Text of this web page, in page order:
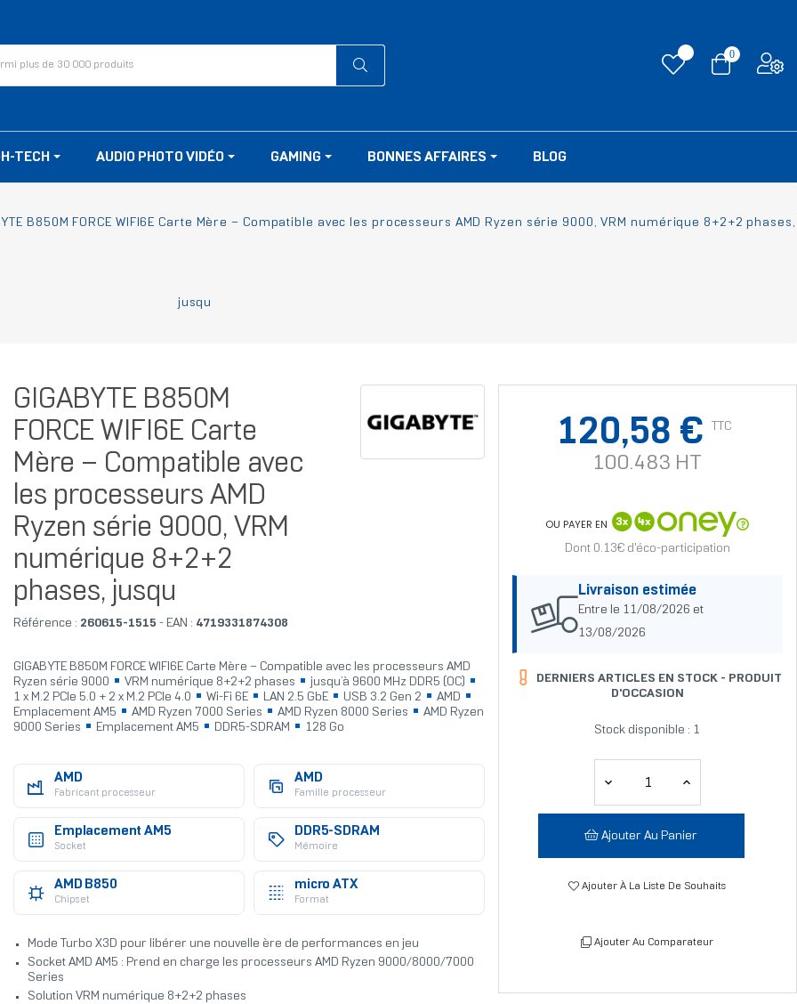
0
TECH AUDIO PHOTO VIDÉO GAMING BONNES AFFAIRES BLOG
B850M FORCE WIFI6E Carte Mère – Compatible avec les processeurs AMD Ryzen série 9000, VRM numérique 8+2+2 phases,
jusqu
GIGABYTE B850M
FORCE WIFI6E Carte
Mère – Compatible avec
les processeurs AMD
Ryzen série 9000, VRM
numérique 8+2+2
phases, jusqu
Référence : 260615-1515 - EAN : 4719331874308
GIGABYTE B850M FORCE WIFI6E Carte Mère – Compatible avec les processeurs AMD
Ryzen série 9000
VRM numérique 8+2+2 phases
jusqu’à 9600 MHz DDR5 (OC)
1 x M.2 PCIe 5.0 + 2 x M.2 PCIe 4.0
Wi-Fi 6E LAN 2.5 GbE USB 3.2 Gen 2
AMD
Emplacement AM5
AMD Ryzen 7000 Series AMD Ryzen 8000 Series
AMD Ryzen
9000 Series
Emplacement AM5 DDR5-SDRAM 128 Go
AMD
Fabricant processeur
AMD
Famille processeur
Emplacement AM5
Socket
DDR5-SDRAM
Mémoire
AMD B850
Chipset
micro ATX
Format
Mode Turbo X3D pour libérer une nouvelle ère de performances en jeu
Socket AMD AM5 : Prend en charge les processeurs AMD Ryzen 9000/8000/7000
Series
Solution VRM numérique 8+2+2 phases
120,58 € TTC
100.483 HT
OU PAYER EN
Dont 0.13€ d'éco-participation
Livraison estimée
Entre le 11/08/2026 et
13/08/2026
DERNIERS ARTICLES EN STOCK - PRODUIT
D'OCCASION
Stock disponible : 1
Ajouter Au Panier
Ajouter À La Liste De Souhaits
Ajouter Au Comparateur